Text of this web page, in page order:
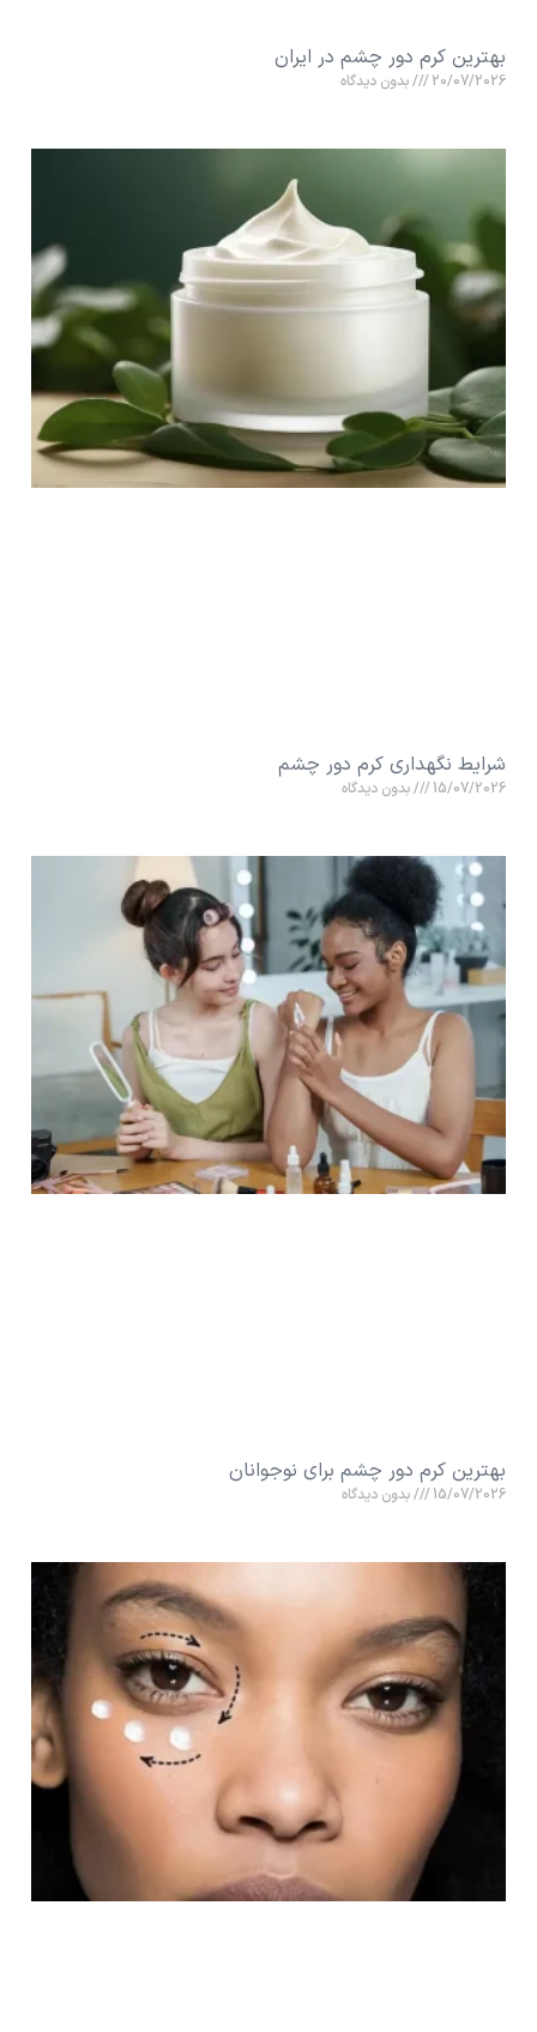
بهترین کرم دور چشم در ایران
20/07/2026 بدون دیدگاه
شرایط نگهداری کرم دور چشم
15/07/2026 بدون دیدگاه
بهترین کرم دور چشم برای نوجوانان
15/07/2026 بدون دیدگاه